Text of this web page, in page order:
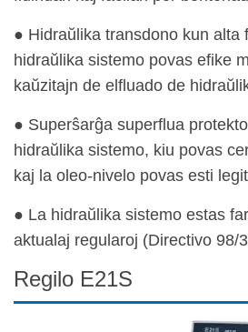
● Hidraŭlika transdono kun alta
hidraŭlika sistemo povas efike
kaŭzitajn de elfluado de
● Superŝarĝa superflua
hidraŭlika sistemo, kiu povas
kaj la oleo-nivelo povas esti
● La hidraŭlika sistemo estas
aktualaj regularoj (Directivo 98/
Regilo E21S